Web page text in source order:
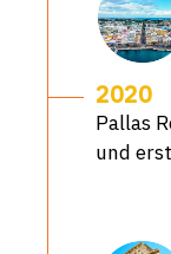
2020
Pallas
und